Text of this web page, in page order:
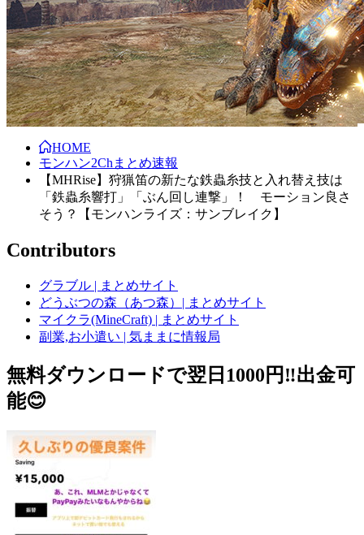
HOME
モンハン2Chまとめ速報
【MHRise】狩猟笛の新たな鉄蟲糸技と入れ替え技は
「鉄蟲糸響打」「ぶん回し連撃」！ モーション良さ
そう？【モンハンライズ：サンブレイク】
Contributors
グラブル | まとめサイト
どうぶつの森（あつ森）| まとめサイト
マイクラ(MineCraft) | まとめサイト
副業,お小遣い | 気ままに情報局
無料ダウンロードで翌日1000円‼️出金可
能😊